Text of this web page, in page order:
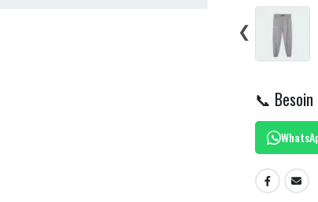
❮
📞 Besoin